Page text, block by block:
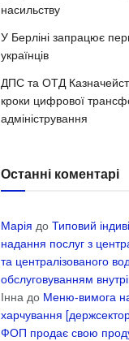
насильству
У Берліні запрацює
українців
ДПС та ОТД
кроки цифрової
адміністрування
Останні коментарі
Марія до Типовий
надання послуг з
та централізованого
обслуговуванням
Інна до Меню-вимога
харчування
ФОП продає свою